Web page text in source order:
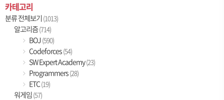
카테고리
분류 전체보기(1013)
알고리즘(714)
BOJ (590)
Codeforces(54)
SW Expert Academy(23)
Programmers(28)
ETC(19)
워게임(57)